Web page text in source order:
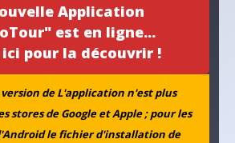
Application
est en ligne...
pour la découvrir !
de L'application n'est plus
stores de Google et Apple ; pour les
le fichier d'installation de
d’un projet…
l’initiative de la municipalité de